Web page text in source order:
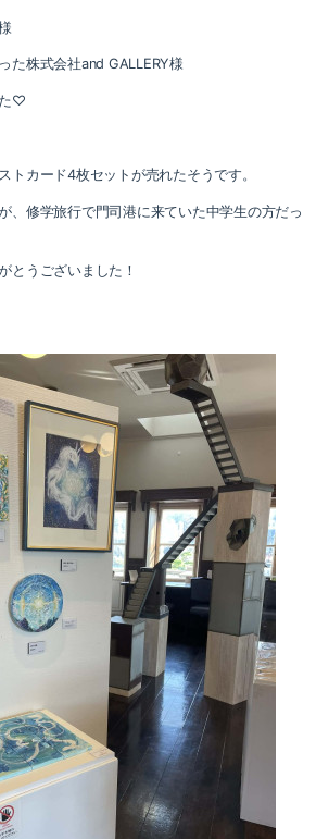
た株式会社and GALLERY様
た♡
トカード4枚セットが売れたそうです。
、修学旅行で門司港に来ていた中学生の方だっ
とうございました！